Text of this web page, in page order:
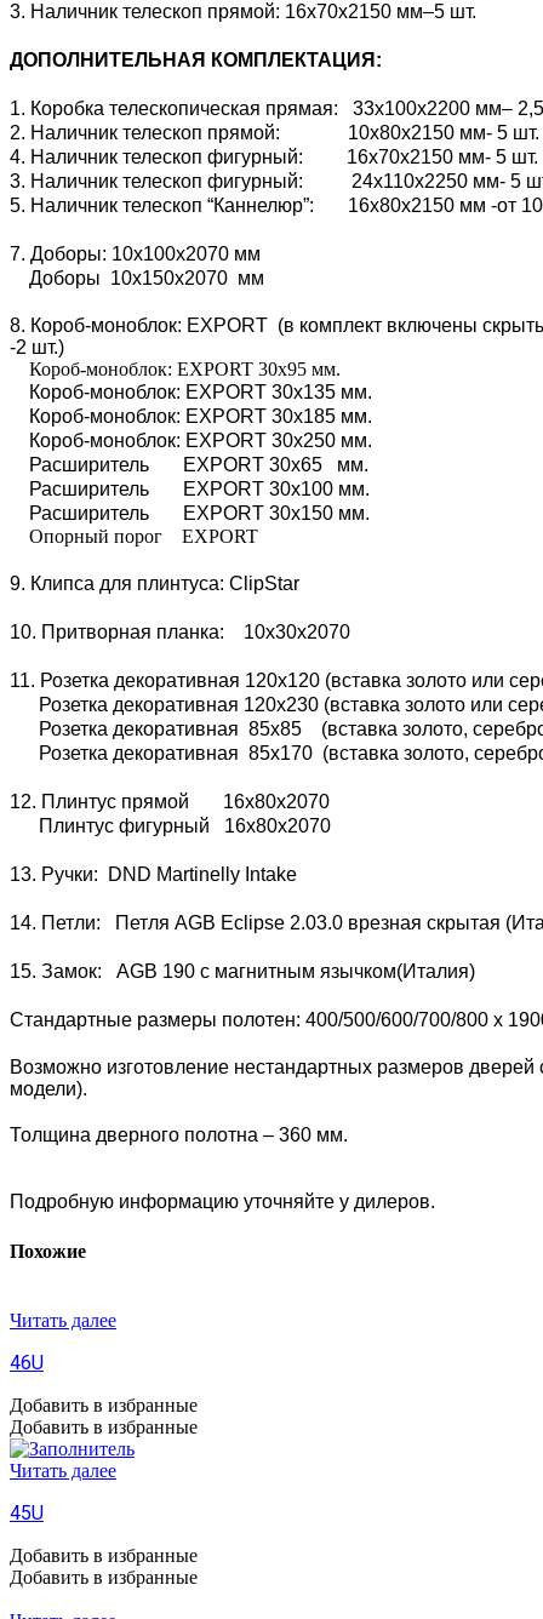
3. Наличник телескоп прямой: 16х70х2150 мм–5 шт.
ДОПОЛНИТЕЛЬНАЯ КОМПЛЕКТАЦИЯ:
1. Коробка телескопическая прямая: 33х100х2200 мм–
2. Наличник телескоп прямой: 10х80х2150 мм- 5 шт.
4. Наличник телескоп фигурный: 16х70х2150 мм- 5 шт.
3. Наличник телескоп фигурный: 24х110х2250 мм- 5
5. Наличник телескоп “Каннелюр”: 16х80х2150 мм -от
7. Доборы: 10х100х2070 мм
Доборы 10х150х2070 мм
8. Короб-моноблок: EXPORT (в комплект включены
-2 шт.)
Короб-моноблок: EXPORT 30х95 мм.
Короб-моноблок: EXPORT 30х135 мм.
Короб-моноблок: EXPORT 30х185 мм.
Короб-моноблок: EXPORT 30х250 мм.
Расширитель EXPORT 30х65 мм.
Расширитель EXPORT 30х100 мм.
Расширитель EXPORT 30х150 мм.
Опорный порог EXPORT
9. Клипса для плинтуса: ClipStar
10. Притворная планка: 10х30х2070
11. Розетка декоративная 120х120 (вставка золото или
Розетка декоративная 120х230 (вставка золото или
Розетка декоративная 85х85 (вставка золото,
Розетка декоративная 85х170 (вставка золото,
12. Плинтус прямой 16х80х2070
Плинтус фигурный 16х80х2070
13. Ручки: DND Martinelly Intake
14. Петли: Петля AGB Eclipse 2.03.0 врезная скрытая
15. Замок: AGB 190 с магнитным язычком(Италия)
Стандартные размеры полотен: 400/500/600/700/800 x
Возможно изготовление нестандартных размеров
модели).
Толщина дверного полотна – 360 мм.
Подробную информацию уточняйте у дилеров.
Похожие
Читать далее
46U
Добавить в избранные
Добавить в избранные
Читать далее
45U
Добавить в избранные
Добавить в избранные